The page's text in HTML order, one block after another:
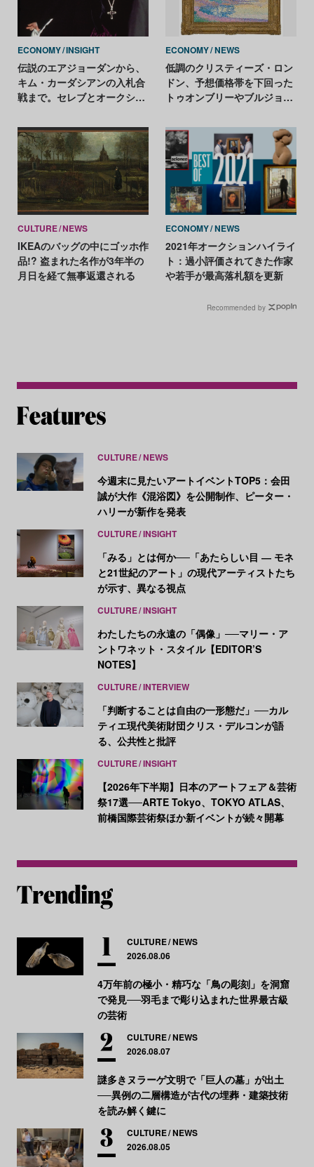
ECONOMY INSIGHT
伝説のエアジョーダンから、
キム・カーダシアンの入札合
戦まで。セレブとオークショ
ュースを総まとめ！
ECONOMY NEWS
低調のクリスティーズ・ロン
ドン、予想価格帯を下回った
トゥオンブリーやブルジョワ
ーは好調
CULTURE NEWS
IKEAのバッグの中にゴッホ作
品!? 盗まれた名作が3年半の
月日を経て無事返還される
ECONOMY NEWS
2021年オークションハイライ
ト：過小評価されてきた作家
や若手が最高落札額を更新
Recommended by
CULTURE NEWS
今週末に見たいアートイベントTOP5：会田
誠が大作《混浴図》を公開制作、ピーター・
ハリーが新作を発表
CULTURE INSIGHT
「みる」とは何か──「あたらしい目 ― モネ
と21世紀のアート」の現代アーティストたち
が示す、異なる視点
CULTURE INSIGHT
わたしたちの永遠の「偶像」──マリー・ア
ントワネット・スタイル【EDITOR’S
NOTES】
CULTURE INTERVIEW
「判断することは自由の一形態だ」──カル
ティエ現代美術財団クリス・デルコンが語
る、公共性と批評
CULTURE INSIGHT
【2026年下半期】日本のアートフェア＆芸術
祭17選──ARTE Tokyo、TOKYO ATLAS、
前橋国際芸術祭ほか新イベントが続々開幕
CULTURE NEWS
2026.08.06
4万年前の極小・精巧な「鳥の彫刻」を洞窟
で発見──羽毛まで彫り込まれた世界最古級
の芸術
CULTURE NEWS
2026.08.07
謎多きヌラーゲ文明で「巨人の墓」が出土
──異例の二層構造が古代の埋葬・建築技術
を読み解く鍵に
CULTURE NEWS
2026.08.05